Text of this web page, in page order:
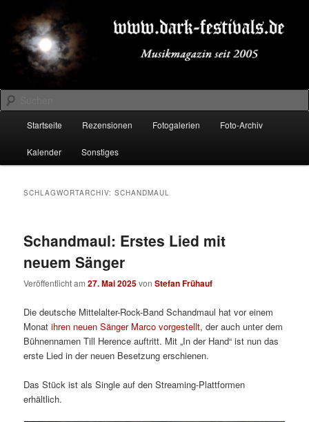
primären
Inhalt
springen
sekundären
Inhalt
springenDARK-FESTIVALS.DE
Suchen
Startseite Rezensionen Fotogalerien Foto-Archiv
Kalender Sonstiges
SCHLAGWORTARCHIV:SCHANDMAUL
Schandmaul: Erstes Lied mit
neuem Sänger
Veröffentlicht am27. Mai 2025vonStefan Frühauf
Die deutsche Mittelalter-Rock-Band Schandmaul hat vor einem
Monatihren neuen Sänger Marco vorgestellt, der auch unter dem
Bühnennamen Till Herence auftritt. Mit „In der Hand“ ist nun das
erste Lied in der neuen Besetzung erschienen.
Das Stück ist als Single auf den Streaming-Plattformen
erhältlich.